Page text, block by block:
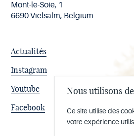
Mont-le-Soie, 1
6690 Vielsalm, Belgium
Facebook
Youtube
Instagram
Actualités
Nous utilisons
Ce site utilise des
votre expérience